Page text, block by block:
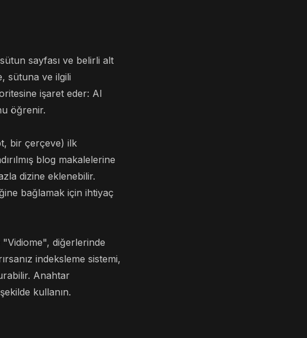
sayfası ve belirli alt
sütuna ve ilgili
işaret eder: AI
öğrenir.
bir çerçeve) ilk
blog makalelerine
dizine eklenebilir.
bağlamak için ihtiyaç
"Vidiome", diğerlerinde
indeksleme sistemi,
Anahtar
kullanın.